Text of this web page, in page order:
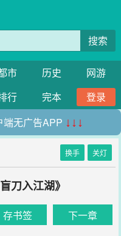
搜索
市 历史
网游
行 完本
登录
无广告APP ↓↓↓
换手 关灯
刀入江湖》
存书签 下一章